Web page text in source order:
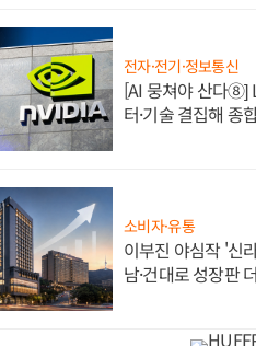
전자·전기·정보통신
[AI 뭉쳐야 산다⑧]
터·기술 결집해 종
소비자·유통
이부진 야심작 '신
남·건대로 성장판